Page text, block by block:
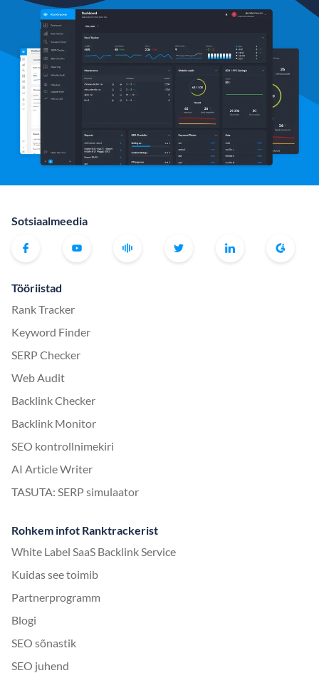
Sotsiaalmeedia
Tööriistad
Rank Tracker
Keyword Finder
SERP Checker
Web Audit
Backlink Checker
Backlink Monitor
SEO kontrollnimekiri
AI Article Writer
TASUTA: SERP simulaator
Rohkem infot Ranktrackerist
White Label SaaS Backlink Service
Kuidas see toimib
Partnerprogramm
Blogi
SEO sõnastik
SEO juhend